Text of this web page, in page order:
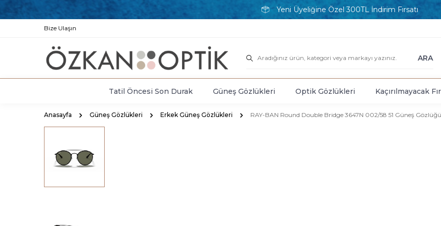
Yeni Üyeliğine Özel 300TL İndirim Fırsatı
Bize Ulaşın
ARA
Tatil Öncesi Son Durak Güneş Gözlükleri Optik Gözlükleri Kaçırılmayacak
Anasayfa Güneş Gözlükleri Erkek Güneş Gözlükleri RAY-BAN Round Double Bridge 3647N 002/58 51 Güneş Gözlüğü